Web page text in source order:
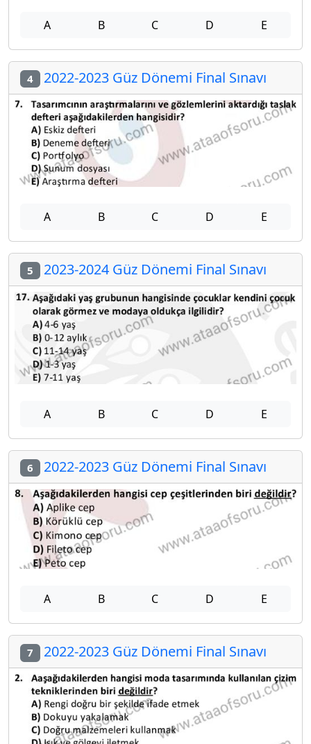
A B C D E
4 2022-2023 Güz Dönemi Final Sınavı
A B C D E
5 2023-2024 Güz Dönemi Final Sınavı
A B C D E
6 2022-2023 Güz Dönemi Final Sınavı
A B C D E
7 2022-2023 Güz Dönemi Final Sınavı